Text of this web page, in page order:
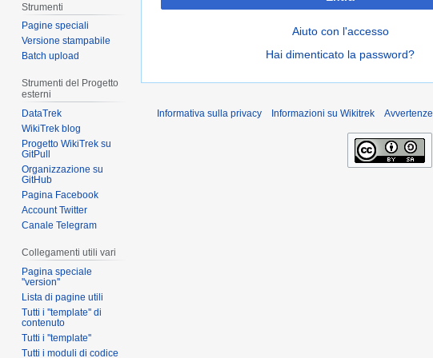
Aiuto con l'accesso
Hai dimenticato la password?
Strumenti
Pagine speciali
Versione stampabile
Batch upload
Strumenti del Progetto
esterni
DataTrek
WikiTrek blog
Progetto WikiTrek su
GitPull
Organizzazione su
GitHub
Pagina Facebook
Account Twitter
Canale Telegram
Collegamenti utili vari
Pagina speciale
''version''
Lista di pagine utili
Tutti i ''template'' di
contenuto
Tutti i ''template''
Tutti i moduli di codice
Informativa sulla privacy Informazioni su Wikitrek Avvertenze